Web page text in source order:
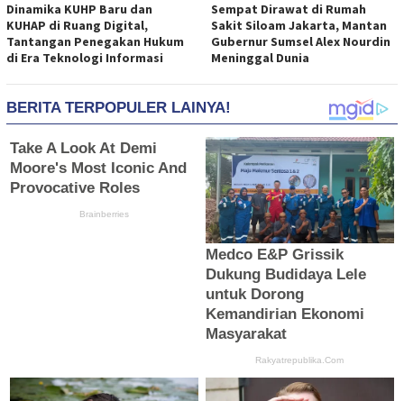
Dinamika KUHP Baru dan
KUHAP di Ruang Digital,
Tantangan Penegakan Hukum
di Era Teknologi Informasi
Sempat Dirawat di Rumah
Sakit Siloam Jakarta, Mantan
Gubernur Sumsel Alex Nourdin
Meninggal Dunia